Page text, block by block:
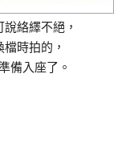
絡繹不絕，
時拍的，
備入座了。